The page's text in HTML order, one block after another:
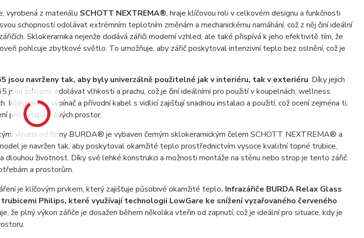
vyrobená z materiálu SCHOTT NEXTREMA®, hraje klíčovou roli v celkovém designu a funkčnosti
schopností odolávat extrémním teplotním změnám a mechanickému namáhání, což z něj činí ideální
Sklokeramika nejenže dodává zářiči moderní vzhled, ale také přispívá k jeho efektivitě tím, že
pohlcuje zbytkové světlo. To umožňuje, aby zářič poskytoval intenzivní teplo bez oslnění, což je
jsou navrženy tak, aby byly univerzálně použitelné jak v interiéru, tak v exteriéru. Díky jejich
jsou schopny odolávat vlhkosti a prachu, což je činí ideálními pro použití v koupelnách, wellness
Integrovaný vypínač a přívodní kabel s vidlicí zajišťují snadnou instalaci a použití, což ocení zejména ti,
pro vytápění svých prostor.
vlnami od firmy BURDA® je vybaven černým sklokeramickým čelem SCHOTT NEXTREMA® a
je navržen tak, aby poskytoval okamžité teplo prostřednictvím vysoce kvalitní topné trubice,
dlouhou životnost. Díky své lehké konstrukci a možnosti montáže na stěnu nebo strop je tento zářič
a prostorům.
je klíčovým prvkem, který zajišťuje působivé okamžité teplo. Infrazářiče BURDA Relax Glass
Philips, které využívají technologii LowGare ke snížení vyzařovaného červeného
že plný výkon zářiče je dosažen během několika vteřin od zapnutí, což je ideální pro situace, kdy je